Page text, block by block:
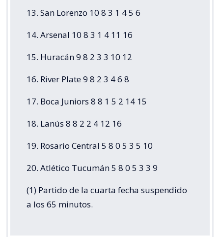
13. San Lorenzo 10 8 3 1 4 5 6
14. Arsenal 10 8 3 1 4 11 16
15. Huracán 9 8 2 3 3 10 12
16. River Plate 9 8 2 3 4 6 8
17. Boca Juniors 8 8 1 5 2 14 15
18. Lanús 8 8 2 2 4 12 16
19. Rosario Central 5 8 0 5 3 5 10
20. Atlético Tucumán 5 8 0 5 3 3 9
(1) Partido de la cuarta fecha suspendido
a los 65 minutos.